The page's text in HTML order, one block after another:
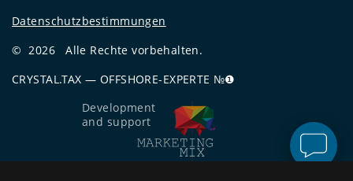
Datenschutzbestimmungen
© 2026
Alle Rechte vorbehalten.
CRYSTAL.TAX — OFFSHORE-EXPERTE №❶
Development
and support